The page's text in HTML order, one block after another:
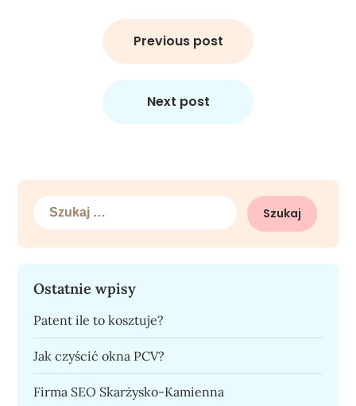
Previous post
Next post
Szukaj:
Ostatnie wpisy
Patent ile to kosztuje?
Jak czyścić okna PCV?
Firma SEO Skarżysko-Kamienna